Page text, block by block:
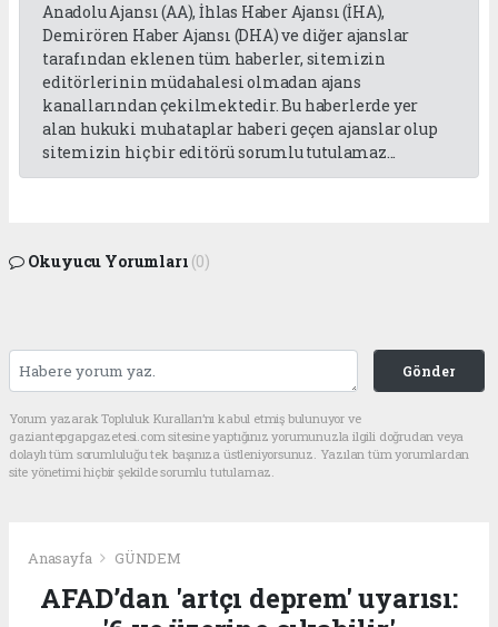
Anadolu Ajansı (AA), İhlas Haber Ajansı (İHA),
Demirören Haber Ajansı (DHA) ve diğer ajanslar
tarafından eklenen tüm haberler, sitemizin
editörlerinin müdahalesi olmadan ajans
kanallarından çekilmektedir. Bu haberlerde yer
alan hukuki muhataplar haberi geçen ajanslar olup
sitemizin hiç bir editörü sorumlu tutulamaz...
Okuyucu Yorumları (0)
Gönder
Yorum yazarak Topluluk Kuralları’nı kabul etmiş bulunuyor ve
gaziantepgapgazetesi.com sitesine yaptığınız yorumunuzla ilgili doğrudan veya
dolaylı tüm sorumluluğu tek başınıza üstleniyorsunuz. Yazılan tüm yorumlardan
site yönetimi hiçbir şekilde sorumlu tutulamaz.
Anasayfa GÜNDEM
AFAD’dan 'artçı deprem' uyarısı: